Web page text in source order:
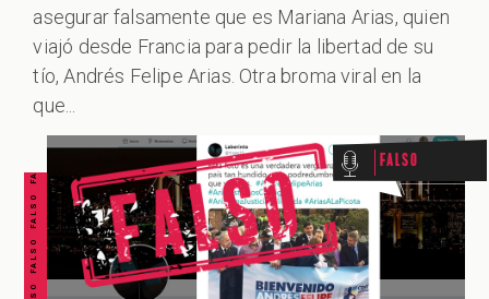
asegurar falsamente que es Mariana Arias, quien
viajó desde Francia para pedir la libertad de su
tío, Andrés Felipe Arias. Otra broma viral en la
que...
FALSO FALSO FALSO FALSO FALSO FALSO FALSO Falso